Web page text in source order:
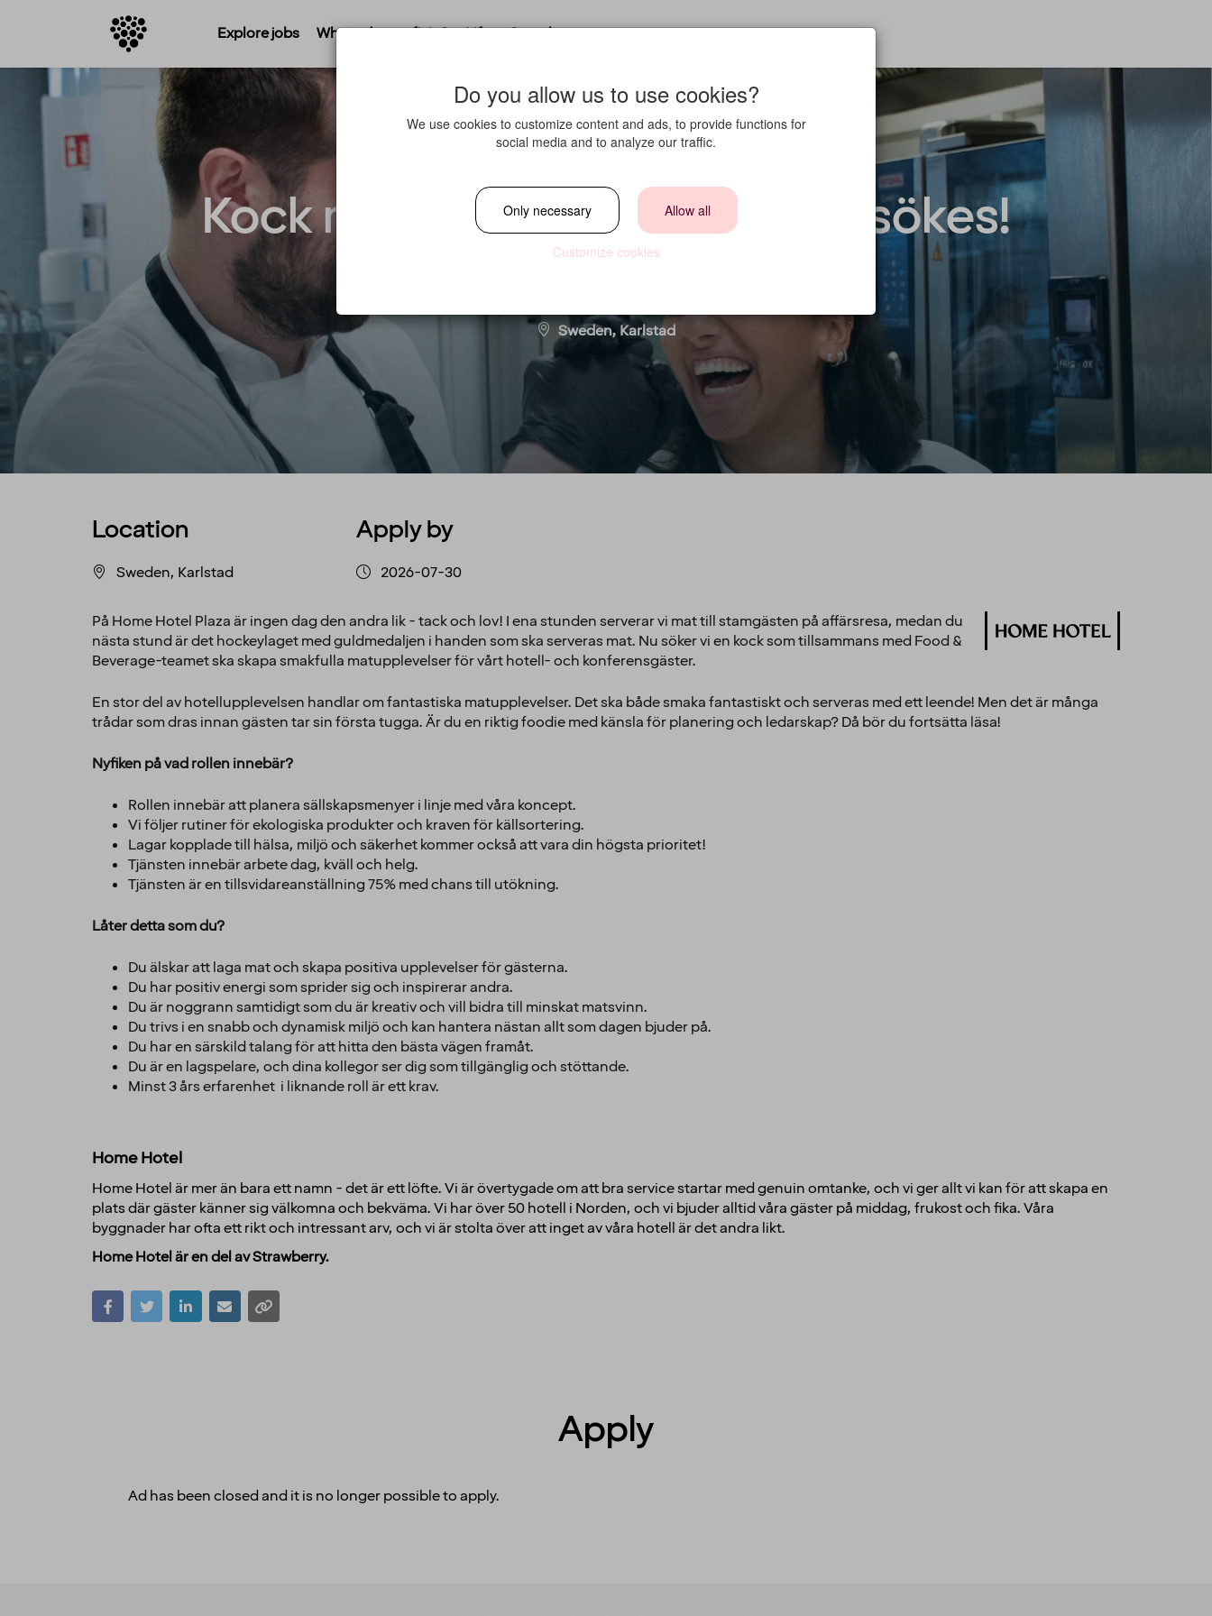
Explore jobs Where do you fit in? Life at Strawberry
Kock med driv och kreativitet sökes!
Sweden, Karlstad
Location
Sweden, Karlstad
Apply by
2026-07-30
På Home Hotel Plaza är ingen dag den andra lik - tack och lov! I ena stunden serverar vi mat till stamgästen på affärsresa, medan du
nästa stund är det hockeylaget med guldmedaljen i handen som ska serveras mat. Nu söker vi en kock som tillsammans med Food &
Beverage-teamet ska skapa smakfulla matupplevelser för vårt hotell- och konferensgäster.
En stor del av hotellupplevelsen handlar om fantastiska matupplevelser. Det ska både smaka fantastiskt och serveras med ett leende! Men det är många
trådar som dras innan gästen tar sin första tugga. Är du en riktig foodie med känsla för planering och ledarskap? Då bör du fortsätta läsa!
Nyfiken på vad rollen innebär?
Rollen innebär att planera sällskapsmenyer i linje med våra koncept.
Vi följer rutiner för ekologiska produkter och kraven för källsortering.
Lagar kopplade till hälsa, miljö och säkerhet kommer också att vara din högsta prioritet!
Tjänsten innebär arbete dag, kväll och helg.
Tjänsten är en tillsvidareanställning 75% med chans till utökning.
Låter detta som du?
Du älskar att laga mat och skapa positiva upplevelser för gästerna.
Du har positiv energi som sprider sig och inspirerar andra.
Du är noggrann samtidigt som du är kreativ och vill bidra till minskat matsvinn.
Du trivs i en snabb och dynamisk miljö och kan hantera nästan allt som dagen bjuder på.
Du har en särskild talang för att hitta den bästa vägen framåt.
Du är en lagspelare, och dina kollegor ser dig som tillgänglig och stöttande.
Minst 3 års erfarenhet i liknande roll är ett krav.
Home Hotel
Home Hotel är mer än bara ett namn - det är ett löfte. Vi är övertygade om att bra service startar med genuin omtanke, och vi ger allt vi kan för att skapa en
plats där gäster känner sig välkomna och bekväma. Vi har över 50 hotell i Norden, och vi bjuder alltid våra gäster på middag, frukost och fika. Våra
byggnader har ofta ett rikt och intressant arv, och vi är stolta över att inget av våra hotell är det andra likt.
Home Hotel är en del av Strawberry.
Apply
Ad has been closed and it is no longer possible to apply.
Do you allow us to use cookies?
We use cookies to customize content and ads, to provide functions for
social media and to analyze our traffic.
Only necessary Allow all
Customize cookies